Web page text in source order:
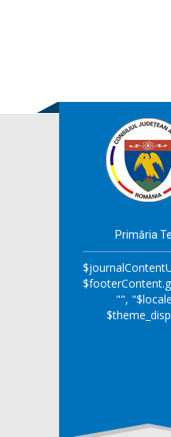
Primăria
"",